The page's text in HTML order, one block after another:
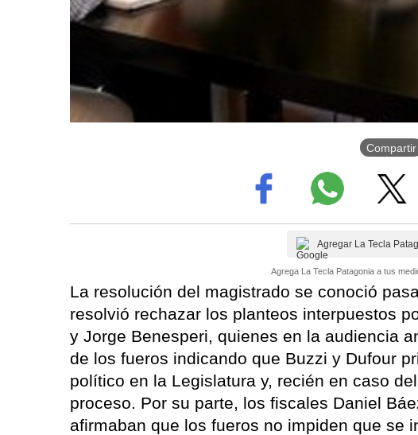
Compartir
Agregar La Tecla
Agrega La Tecla Patagonia a tus
La resolución del magistrado se conoció
resolvió rechazar los planteos interpuestos
y Jorge Benesperi, quienes en la audiencia
de los fueros indicando que Buzzi y Dufour
político en la Legislatura y, recién en caso
proceso. Por su parte, los fiscales Daniel
afirmaban que los fueros no impiden que se